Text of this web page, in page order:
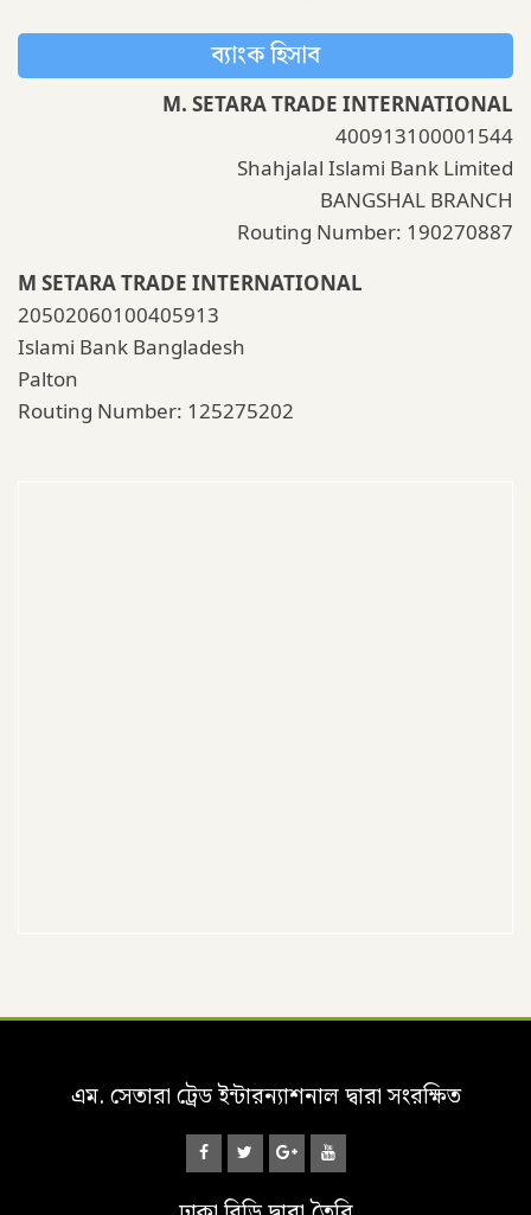
ব্যাংক হিসাব
M. SETARA TRADE INTERNATIONAL
400913100001544
Shahjalal Islami Bank Limited
BANGSHAL BRANCH
Routing Number: 190270887
M SETARA TRADE INTERNATIONAL
20502060100405913
Islami Bank Bangladesh
Palton
Routing Number: 125275202
এম. সেতারা ট্রেড ইন্টারন্যাশনাল দ্বারা সংরক্ষিত